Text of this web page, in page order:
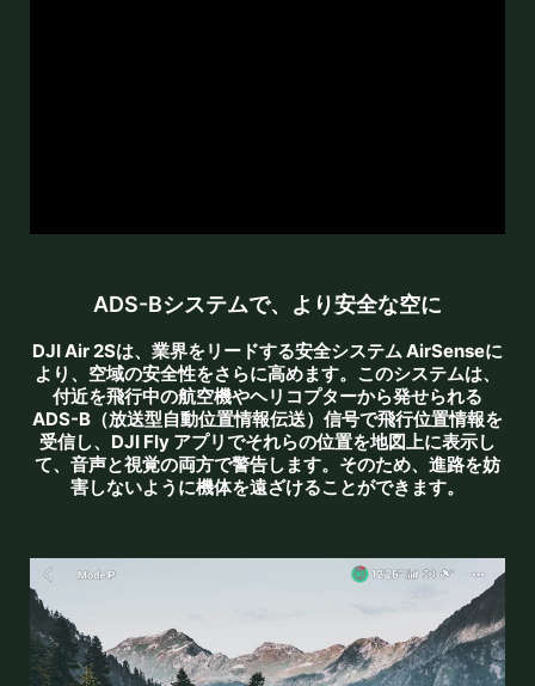
ADS-Bシステムで、より安全な空に
DJI Air 2Sは、業界をリードする安全システム AirSenseに
より、空域の安全性をさらに高めます。このシステムは、
付近を飛行中の航空機やヘリコプターから発せられる
ADS-B（放送型自動位置情報伝送）信号で飛行位置情報を
受信し、DJI Fly アプリでそれらの位置を地図上に表示し
て、音声と視覚の両方で警告します。そのため、進路を妨
害しないように機体を遠ざけることができます。